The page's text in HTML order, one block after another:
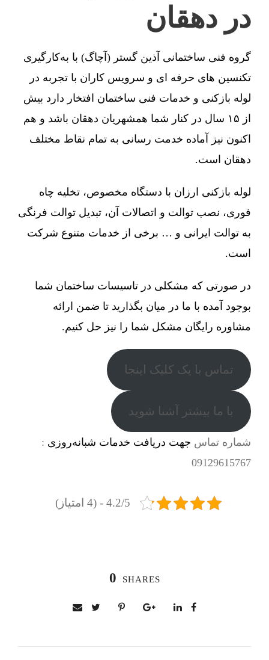
در دهقان
گروه فنی ساختمانی آذین گستر (آچاگ) با به‌کارگیری
تکنسین های حرفه ای و سرویس کاران با تجربه در
لوله بازکنی و خدمات فنی ساختمان افتخار دارد بیش
از ۱۵ سال در کنار شما همشهریان دهقان باشد و هم
اکنون نیز آماده خدمت رسانی به تمام نقاط مختلف
دهقان است.
لوله بازکنی ارزان با دستگاه مخصوص، تخلیه چاه
فوری، نصب توالت و اتصالات آن، تبدیل توالت فرنگی
به توالت ایرانی و … برخی از خدمات متنوع شرکت
است.
در صورتی که مشکلی در تاسیسات ساختمان شما
بوجود آمده با ما در میان بگذارید تا ضمن ارائه
مشاوره رایگان مشکل شما را نیز حل کنیم.
تماس با یک کلیک اینجا
با ما بیشتر آشنا شوید
شماره تماس جهت دریافت خدمات شبانه‌روزی :
09129615767
4.2/5 - (4 امتیاز)
0 SHARES